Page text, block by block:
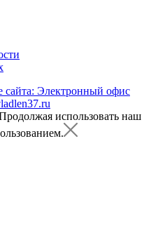
сайта: Электронный офис
использовать наш